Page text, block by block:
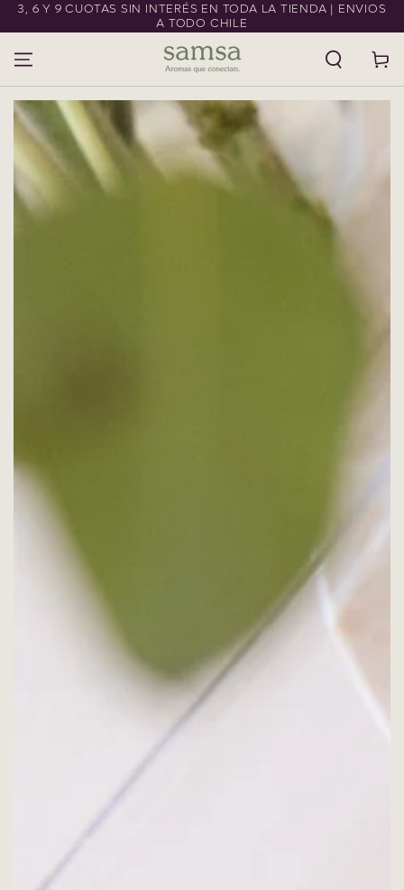
IR AL CONTENIDO
3, 6 Y 9 CUOTAS SIN INTERÉS EN TODA LA TIENDA | ENVIOS
A TODO CHILE
Carrito
IR A LA
INFORMACIÓN DEL
PRODUCTO